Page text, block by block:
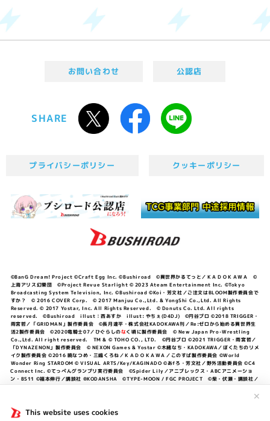
This website uses cookies
✕
お問い合わせ 公認店
SHARE
プライバシーポリシー クッキーポリシー
©BanG Dream! Project ©Craft Egg Inc. ©Bushiroad ©異世界かるてっと／ＫＡＤＯＫＡＷＡ ©
上海アリス幻樂団 ©Project Revue Starlight © 2023 Ateam Entertainment Inc. ©Tokyo
Broadcasting System Television, Inc. ©Bushiroad ©Koi・芳文社／ご注文はBLOOM製作委員会で
すか？ © 2016 COVER Corp. © 2017 Manjuu Co.,Ltd. & YongShi Co.,Ltd. All Rights
Reserved. © 2017 Yostar, Inc. All Rights Reserved. © Donuts Co. Ltd. All rights
reserved. ©Bushiroad illust：西あすか illust: やちぇ(D4DJ) ©円谷プロ ©2018 TRIGGER・
雨宮哲／「GRIDMAN」製作委員会 ©長月達平・株式会社KADOKAWA刊／Re:ゼロから始める異世界生
活2製作委員会 ©2020竜騎士07／ひぐらしのなく頃に製作委員会 © New Japan Pro-Wrestling
Co.,Ltd. All right reserved. TM & © TOHO CO., LTD. ©円谷プロ ©2021 TRIGGER・雨宮哲／
「DYNAZENON」製作委員会 © NEXON Games & Yostar ©木緒なち・KADOKAWA／ぼくたちのリメ
イク製作委員会 ©2016 暁なつめ・三嶋くろね／ＫＡＤＯＫＡＷＡ／このすば製作委員会 ©World
Wonder Ring STARDOM © VISUAL ARTS/Key/KAGINADO ©あfろ・芳文社／野外活動委員会 ©C4
Connect Inc. ©てっぺんグランプリ実行委員会 ©Spider Lily／アニプレックス・ABCアニメーショ
ン・BS11 ©福本伸行／講談社 ®KODANSHA ©TYPE-MOON / FGC PROJECT ©柴・伏瀬・講談社／
©中村力斗・野澤ゆき子／集英社・君のことが大大大大大好きな製作委員会 ©IIS-P／ぽんのみち製作委
員会 ©円谷プロ ©2023 TRIGGER・雨宮哲／「劇場版グリッドマンユニバース」製作委員会 © NEXON